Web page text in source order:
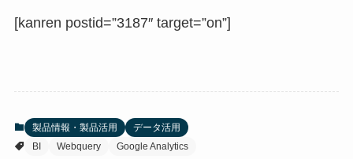
[kanren postid=”3187″ target=”on”]
製品情報・製品活用
データ活用
BI
Webquery Google Analytics